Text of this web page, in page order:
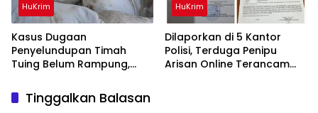
HuKrim
Kasus Dugaan
Penyelundupan Timah
Tuing Belum Rampung,
Dalam Informasi
Penyidikan
HuKrim
Dilaporkan di 5 Kantor
Polisi, Terduga Penipu
Arisan Online Terancam
Tinggalkan Balasan